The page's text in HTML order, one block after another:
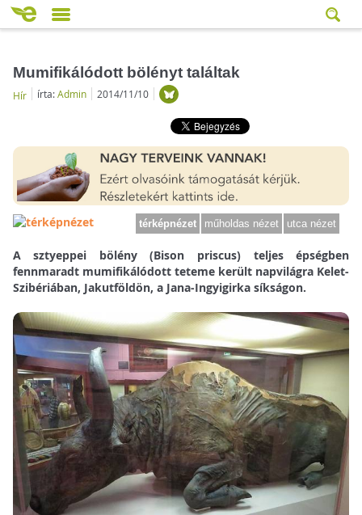
Mumifikálódott bölényt találtak
Hír írta:Admin 2014/11/10
térképnézet műholdas nézet utca nézet
A sztyeppei bölény (Bison priscus) teljes épségben
fennmaradt mumifikálódott teteme került napvilágra Kelet-
Szibériában, Jakutföldön, a Jana-Ingyigirka síkságon.